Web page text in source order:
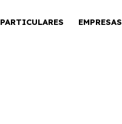
PARTICULARES EMPRESAS